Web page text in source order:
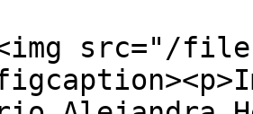
src="/files/